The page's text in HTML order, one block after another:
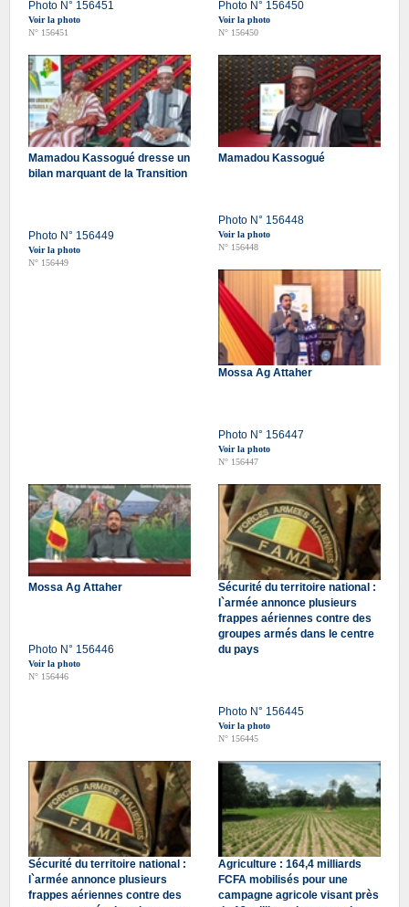
Photo N° 156451
Voir la photo
N° 156451
Photo N° 156450
Voir la photo
N° 156450
Mamadou Kassogué dresse un
bilan marquant de la Transition
Photo N° 156449
Voir la photo
N° 156449
Mamadou Kassogué
Photo N° 156448
Voir la photo
N° 156448
Mossa Ag Attaher
Photo N° 156447
Voir la photo
N° 156447
Mossa Ag Attaher
Photo N° 156446
Voir la photo
N° 156446
Sécurité du territoire national :
l`armée annonce plusieurs
frappes aériennes contre des
groupes armés dans le centre
du pays
Photo N° 156445
Voir la photo
N° 156445
Sécurité du territoire national :
l`armée annonce plusieurs
frappes aériennes contre des
Agriculture : 164,4 milliards
FCFA mobilisés pour une
campagne agricole visant près